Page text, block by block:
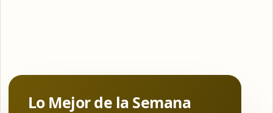
Lo Mejor de la Semana